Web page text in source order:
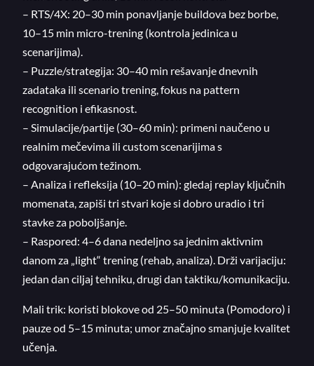
– RTS/4X: 20–30 min ponavljanje buildova bez borbe,
10–15 min micro-trening (kontrola jedinica u
scenarijima).
– Puzzle/strategija: 30–40 min rešavanje dnevnih
zadataka ili scenario trening, fokus na pattern
recognition i efikasnost.
– Simulacije/partije (30–60 min): primeni naučeno u
realnim mečevima ili custom scenarijima s
odgovarajućom težinom.
– Analiza i refleksija (10–20 min): gledaj replay ključnih
momenata, zapiši tri stvari koje si dobro uradio i tri
stavke za poboljšanje.
– Raspored: 4–6 dana nedeljno sa jednim aktivnim
danom za „light“ trening (rehab, analiza). Drži varijaciju:
jedan dan ciljaj tehniku, drugi dan taktiku/komunikaciju.
Mali trik: koristi blokove od 25–50 minuta (Pomodoro) i
pauze od 5–15 minuta; umor značajno smanjuje kvalitet
učenja.